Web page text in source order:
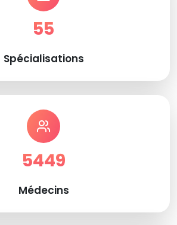
55
Spécialisations
5449
Médecins